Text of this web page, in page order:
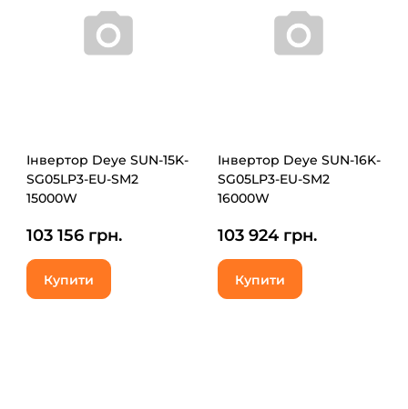
Інвертор Deye SUN-15K-
SG05LP3-EU-SM2
15000W
103 156 грн.
Купити
Інвертор Deye SUN-16K-
SG05LP3-EU-SM2
16000W
103 924 грн.
Купити